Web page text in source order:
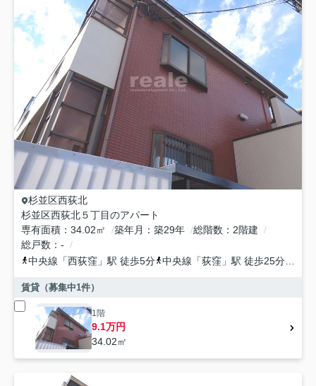
杉並区西荻北
杉並区西荻北５丁目のアパート
専有面積
34.02㎡ 築年月 築29年 総階数
2階建
総戸数
-
中央線 「西荻窪 」駅 徒歩5分 中央線 「荻窪 」駅 徒歩25分 西武
賃貸（募集中1件）
1階
9.1万円
34.02㎡